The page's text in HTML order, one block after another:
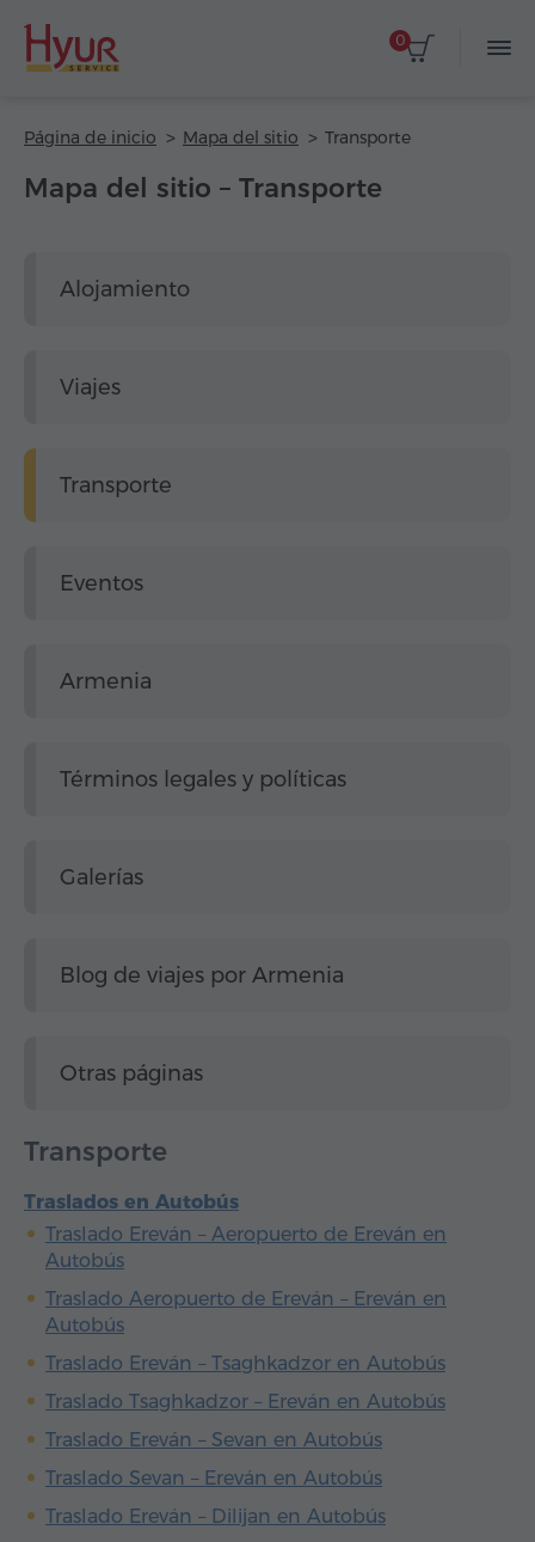
0
Página de inicio Mapa del sitio Transporte
Mapa del sitio – Transporte
Alojamiento
Viajes
Transporte
Eventos
Armenia
Términos legales y políticas
Galerías
Blog de viajes por Armenia
Otras páginas
Transporte
Traslados en Autobús
Traslado Ereván – Aeropuerto de Ereván en
Autobús
Traslado Aeropuerto de Ereván – Ereván en
Autobús
Traslado Ereván – Tsaghkadzor en Autobús
Traslado Tsaghkadzor – Ereván en Autobús
Traslado Ereván – Sevan en Autobús
Traslado Sevan – Ereván en Autobús
Traslado Ereván – Dilijan en Autobús